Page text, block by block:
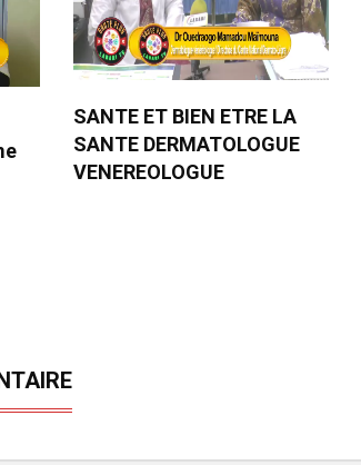
SANTE ET BIEN ETRE LA
SANTE DERMATOLOGUE
VENEREOLOGUE